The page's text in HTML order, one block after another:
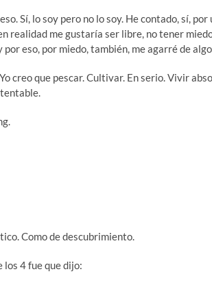
Sí, lo soy pero no lo soy. He contado, sí,
realidad me gustaría ser libre, no tener
por eso, por miedo, también, me agarré de
creo que pescar. Cultivar. En serio. Vivir
Como de descubrimiento.
los 4 fue que dijo: